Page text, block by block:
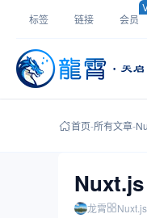
标签 链接 会员
首页-所有文章-
龙霄